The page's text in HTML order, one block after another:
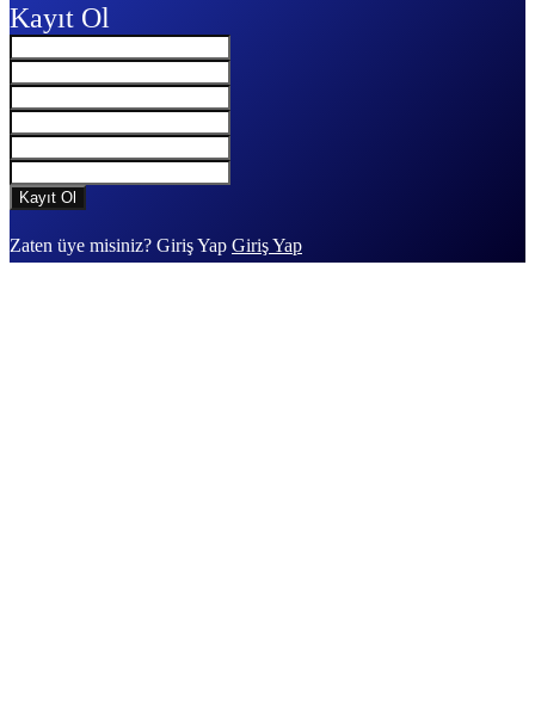
Kayıt Ol
Zaten üye misiniz? Giriş Yap Giriş Yap